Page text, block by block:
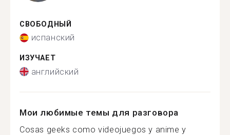
СВОБОДНЫЙ
испанский
ИЗУЧАЕТ
английский
Мои любимые темы для разговора
Cosas geeks como videojuegos y anime y